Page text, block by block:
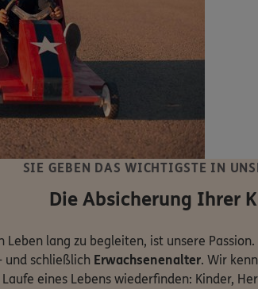
SIE GEBEN DAS WICHTIGSTE IN
Die Absicherung Ihrer
Leben lang zu begleiten, ist unsere
und schließlich Erwachsenenalter. Wir
eines Lebens wiederfinden: Kinder,